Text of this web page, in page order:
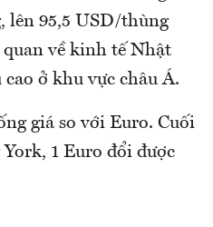
lên 95,5 USD/thùng
về kinh tế Nhật
ở khu vực châu Á.
giá so với Euro. Cuối
1 Euro đổi được